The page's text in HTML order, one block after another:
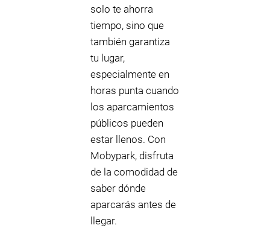
solo te ahorra
tiempo, sino que
también garantiza
tu lugar,
especialmente en
horas punta cuando
los aparcamientos
públicos pueden
estar llenos. Con
Mobypark, disfruta
de la comodidad de
saber dónde
aparcarás antes de
llegar.